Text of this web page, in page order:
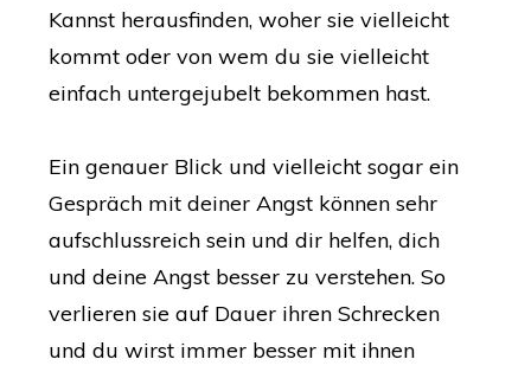
Kannst herausfinden, woher sie vielleicht
kommt oder von wem du sie vielleicht
einfach untergejubelt bekommen hast.
Ein genauer Blick und vielleicht sogar ein
Gespräch mit deiner Angst können sehr
aufschlussreich sein und dir helfen, dich
und deine Angst besser zu verstehen. So
verlieren sie auf Dauer ihren Schrecken
und du wirst immer besser mit ihnen